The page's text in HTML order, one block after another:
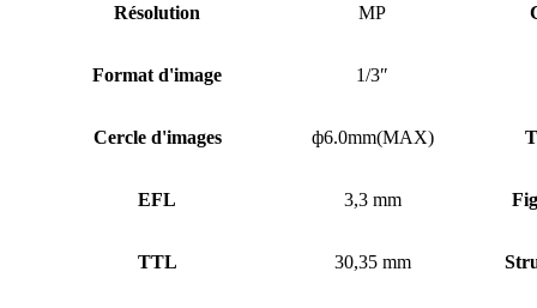
Résolution MP
Format d'image 1/3″
Cercle d'images ф6.0mm(MAX)
EFL 3,3 mm
TTL 30,35 mm